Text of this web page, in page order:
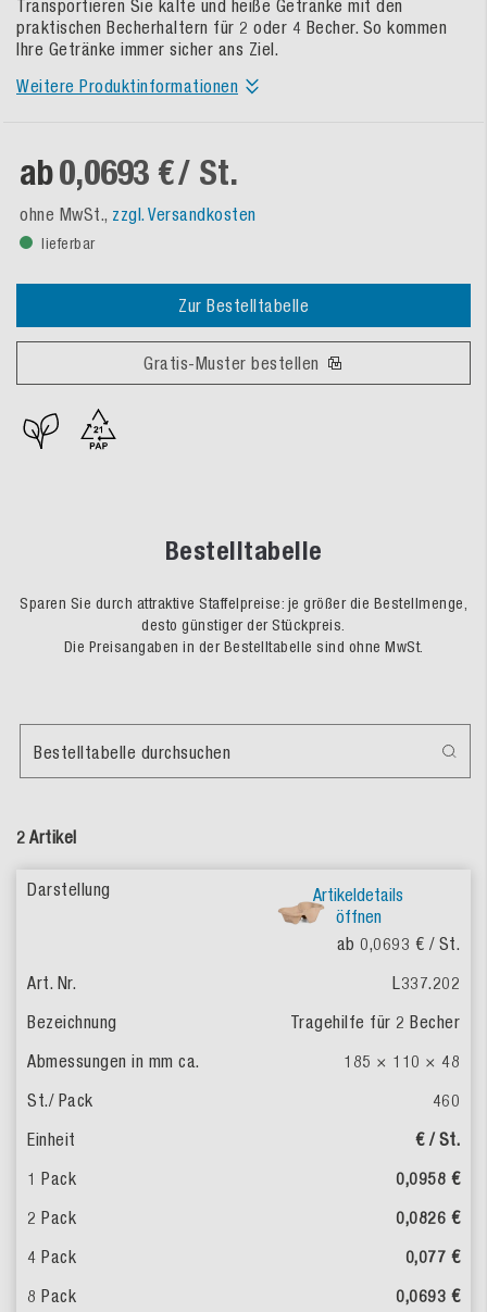
Transportieren Sie kalte und heiße Getränke mit den
praktischen Becherhaltern für 2 oder 4 Becher. So kommen
Ihre Getränke immer sicher ans Ziel.
Weitere Produktinformationen
ab0,0693 €/ St.
ohne MwSt., zzgl. Versandkosten
lieferbar
Zur Bestelltabelle
Gratis-Muster bestellen
Bestelltabelle
Sparen Sie durch attraktive Staffelpreise: je größer die Bestellmenge,
desto günstiger der Stückpreis.
Die Preisangaben in der Bestelltabelle sind ohne MwSt.
2 Artikel
Bestelltabelle durchsuchen
Artikeldetails
öffnen
ab 0,0693 € / St.
L337.202
Tragehilfe für 2 Becher
185 × 110 × 48
460
€ / St.
0,0958 €
0,0826 €
0,077 €
0,0693 €